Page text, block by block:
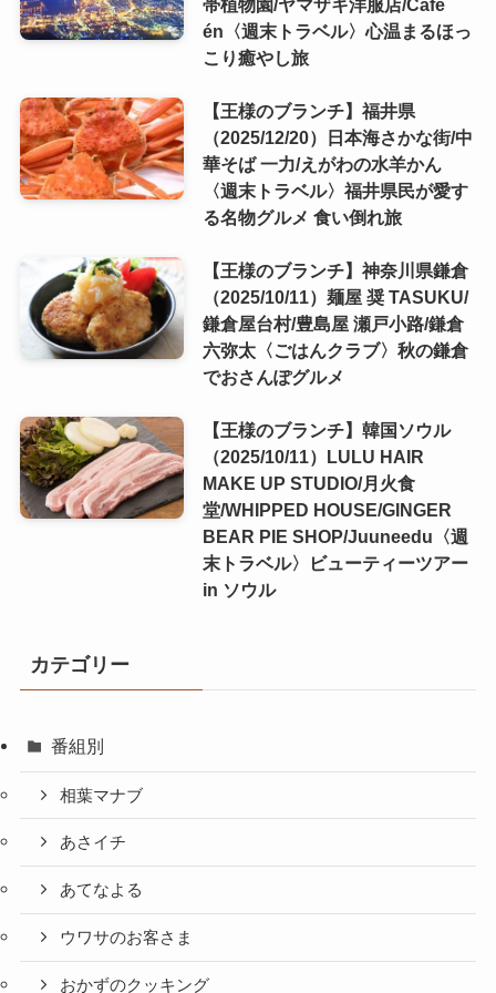
帯植物園/ヤマザキ洋服店/Cafe
én〈週末トラベル〉心温まるほっ
こり癒やし旅
【王様のブランチ】福井県
（2025/12/20）日本海さかな街/中
華そば 一力/えがわの水羊かん
〈週末トラベル〉福井県民が愛す
る名物グルメ 食い倒れ旅
【王様のブランチ】神奈川県鎌倉
（2025/10/11）麺屋 奨 TASUKU/
鎌倉屋台村/豊島屋 瀬戸小路/鎌倉
六弥太〈ごはんクラブ〉秋の鎌倉
でおさんぽグルメ
【王様のブランチ】韓国ソウル
（2025/10/11）LULU HAIR
MAKE UP STUDIO/月火食
堂/WHIPPED HOUSE/GINGER
BEAR PIE SHOP/Juuneedu〈週
末トラベル〉ビューティーツアー
in ソウル
カテゴリー
番組別
相葉マナブ
あさイチ
あてなよる
ウワサのお客さま
おかずのクッキング